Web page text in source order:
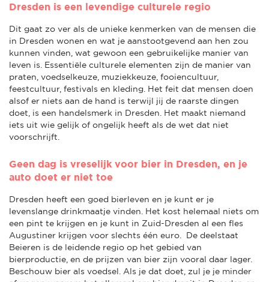
Dresden is een levendige culturele regio
Dit gaat zo ver als de unieke kenmerken van de mensen die
in Dresden wonen en wat je aanstootgevend aan hen zou
kunnen vinden, wat gewoon een gebruikelijke manier van
leven is. Essentiële culturele elementen zijn de manier van
praten, voedselkeuze, muziekkeuze, fooiencultuur,
feestcultuur, festivals en kleding. Het feit dat mensen doen
alsof er niets aan de hand is terwijl jij de raarste dingen
doet, is een handelsmerk in Dresden. Het maakt niemand
iets uit wie gelijk of ongelijk heeft als de wet dat niet
voorschrijft.
Geen dag is vreselijk voor bier in Dresden, en je
auto doet er niet toe
Dresden heeft een goed bierleven en je kunt er je
levenslange drinkmaatje vinden. Het kost helemaal niets om
een pint te krijgen en je kunt in Zuid-Dresden al een fles
Augustiner krijgen voor slechts één euro. De deelstaat
Beieren is de leidende regio op het gebied van
bierproductie, en de prijzen van bier zijn vooral daar lager.
Beschouw bier als voedsel. Als je dat doet, zul je je minder